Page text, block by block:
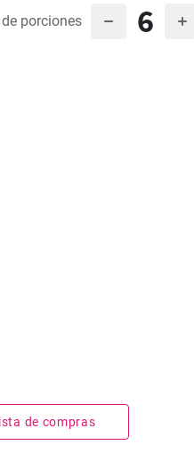
porciones 6
de compras